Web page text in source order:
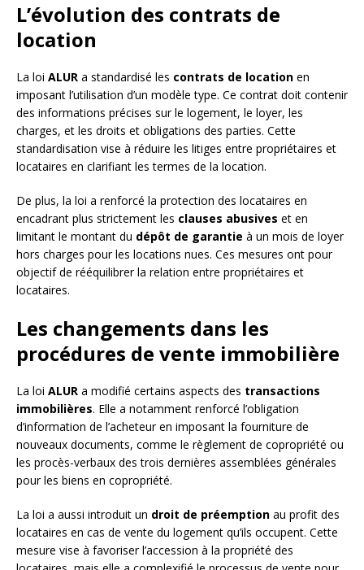
L’évolution des contrats de
location
La loi ALUR a standardisé les contrats de location en
imposant l’utilisation d’un modèle type. Ce contrat doit contenir
des informations précises sur le logement, le loyer, les
charges, et les droits et obligations des parties. Cette
standardisation vise à réduire les litiges entre propriétaires et
locataires en clarifiant les termes de la location.
De plus, la loi a renforcé la protection des locataires en
encadrant plus strictement les clauses abusives et en
limitant le montant du dépôt de garantie à un mois de loyer
hors charges pour les locations nues. Ces mesures ont pour
objectif de rééquilibrer la relation entre propriétaires et
locataires.
Les changements dans les
procédures de vente immobilière
La loi ALUR a modifié certains aspects des transactions
immobilières. Elle a notamment renforcé l’obligation
d’information de l’acheteur en imposant la fourniture de
nouveaux documents, comme le règlement de copropriété ou
les procès-verbaux des trois dernières assemblées générales
pour les biens en copropriété.
La loi a aussi introduit un droit de préemption au profit des
locataires en cas de vente du logement qu’ils occupent. Cette
mesure vise à favoriser l’accession à la propriété des